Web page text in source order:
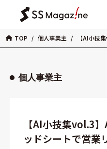
TOP / 個人事業主 / 【AI小技
個人事業主
【AI小技集vol.3
ッドシートで営業